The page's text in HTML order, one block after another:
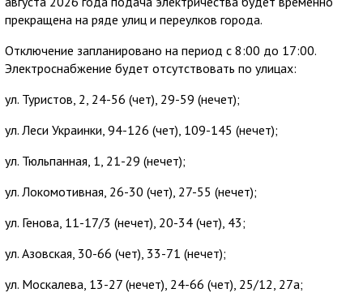
прекращена на ряде улиц и переулков города.
Отключение запланировано на период с 8:00 до 17:00.
Электроснабжение будет отсутствовать по улицах:
ул. Туристов, 2, 24-56 (чет), 29-59 (нечет);
ул. Леси Украинки, 94-126 (чет), 109-145 (нечет);
ул. Тюльпанная, 1, 21-29 (нечет);
ул. Локомотивная, 26-30 (чет), 27-55 (нечет);
ул. Генова, 11-17/3 (нечет), 20-34 (чет), 43;
ул. Азовская, 30-66 (чет), 33-71 (нечет);
ул. Москалева, 13-27 (нечет), 24-66 (чет), 25/12, 27а;